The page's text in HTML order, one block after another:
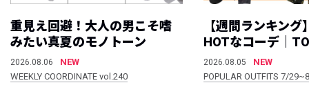
重見え回避！大人の男こそ嗜
みたい真夏のモノトーン
2026.08.06
NEW
WEEKLY COORDINATE vol.240
【週間ランキング
HOTなコーデ｜
2026.08.05
NEW
POPULAR OUTFITS 7/